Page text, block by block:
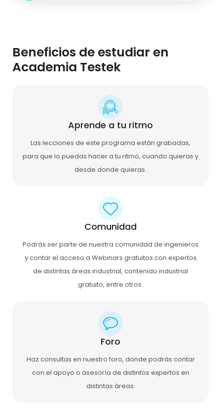
Beneficios de estudiar en
Academia Testek
Aprende a tu ritmo
Las lecciones de este programa están grabadas,
para que lo puedas hacer a tu ritmo, cuando quieras y
desde donde quieras.
Comunidad
Podrás ser parte de nuestra comunidad de ingenieros
y contar el acceso a Webinars gratuitos con expertos
de distintas áreas industrial, contenido industrial
gratuito, entre otros.
Foro
Haz consultas en nuestro foro, donde podrás contar
con el apoyo o asesoría de distintos expertos en
distintas áreas.